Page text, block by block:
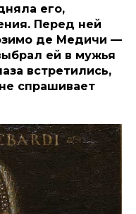
его,
Перед ней
де Медичи —
ей в мужья
встретились,
спрашивает